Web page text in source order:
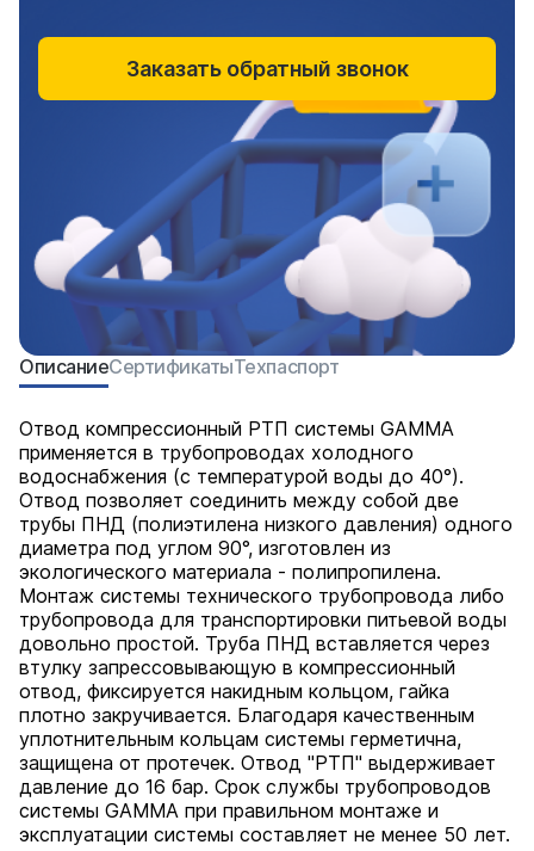
ОписаниеСертификатыТехпаспорт
Отвод компрессионный РТП системы GAMMA
применяется в трубопроводах холодного
водоснабжения (с температурой воды до 40°).
Отвод позволяет соединить между собой две
трубы ПНД (полиэтилена низкого давления) одного
диаметра под углом 90°, изготовлен из
экологического материала - полипропилена.
Монтаж системы технического трубопровода либо
трубопровода для транспортировки питьевой воды
довольно простой. Труба ПНД вставляется через
втулку запрессовывающую в компрессионный
отвод, фиксируется накидным кольцом, гайка
плотно закручивается. Благодаря качественным
уплотнительным кольцам системы герметична,
защищена от протечек. Отвод "РТП" выдерживает
давление до 16 бар. Срок службы трубопроводов
системы GAMMA при правильном монтаже и
эксплуатации системы составляет не менее 50 лет.
Заказать обратный звонок